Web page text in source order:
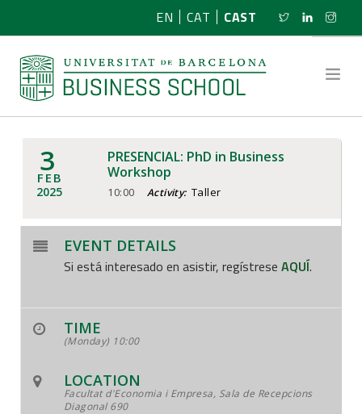
EN CAT CAST
SOBRE NOSOTROS
PROGRAMAS
ACTIVIDADES
SEARCH SITE
3
FEB
2025
PRESENCIAL: PhD in Business
Workshop
10:00 Activity: Taller
EVENT DETAILS
Si está interesado en asistir, regístrese AQUÍ.
TIME
(Monday) 10:00
LOCATION
Facultat d'Economia i Empresa, Sala de Recepcions
Diagonal 690